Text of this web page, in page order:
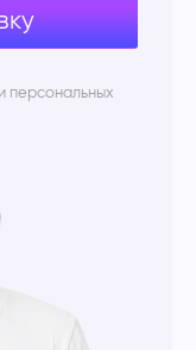
персональных